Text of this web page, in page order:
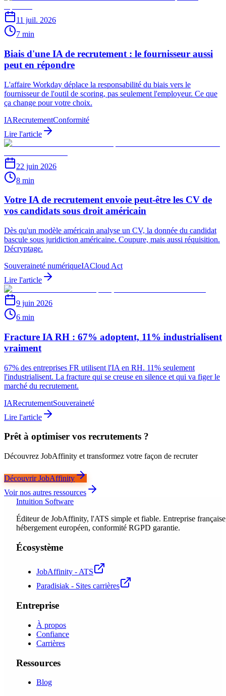
11 juil. 2026
7 min
Biais d'une IA de recrutement : le fournisseur aussi
peut en répondre
L'affaire Workday déplace la responsabilité du biais vers le
fournisseur de l'outil de scoring, pas seulement l'employeur. Ce que
ça change pour votre choix.
IARecrutementConformité
Lire l'article
22 juin 2026
8 min
Votre IA de recrutement envoie peut-être les CV de
vos candidats sous droit américain
Dès qu'un modèle américain analyse un CV, la donnée du candidat
bascule sous juridiction américaine. Coupure, mais aussi réquisition.
Décryptage.
Souveraineté numériqueIACloud Act
Lire l'article
9 juin 2026
6 min
Fracture IA RH : 67% adoptent, 11% industrialisent
vraiment
67% des entreprises FR utilisent l'IA en RH. 11% seulement
l'industrialisent. La fracture qui se creuse en silence et qui va figer le
marché du recrutement.
IARecrutementSouveraineté
Lire l'article
Prêt à optimiser vos recrutements ?
Découvrez JobAffinity et transformez votre façon de recruter
Découvrir JobAffinity
Voir nos autres ressources
Intuition Software
Éditeur de JobAffinity, l'ATS simple et fiable. Entreprise
hébergement européen, conformité RGPD garantie.
Écosystème
JobAffinity - ATS
Paradisiak - Sites carrières
Entreprise
À propos
Confiance
Carrières
Ressources
Blog